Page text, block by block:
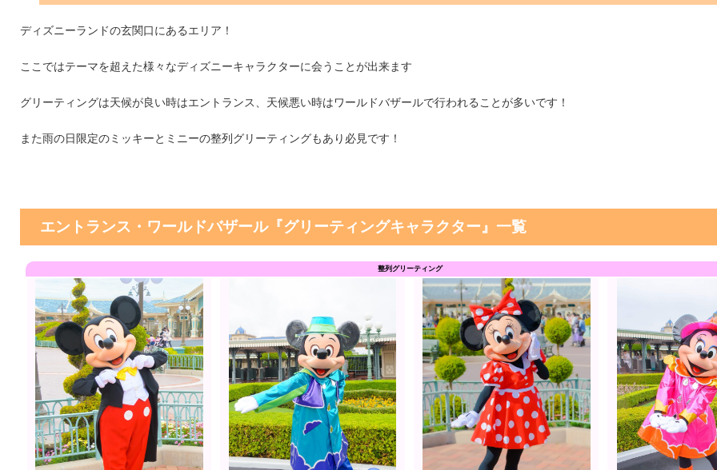
ディズニーランドの玄関口にあるエリア！
ここではテーマを超えた様々なディズニーキャラクターに会うことが出来ます
グリーティングは天候が良い時はエントランス、天候悪い時はワールドバザールで行われることが多いです！
また雨の日限定のミッキーとミニーの整列グリーティングもあり必見です！
エントランス・ワールドバザール『グリーティングキャラクター』一覧
整列グリーティング